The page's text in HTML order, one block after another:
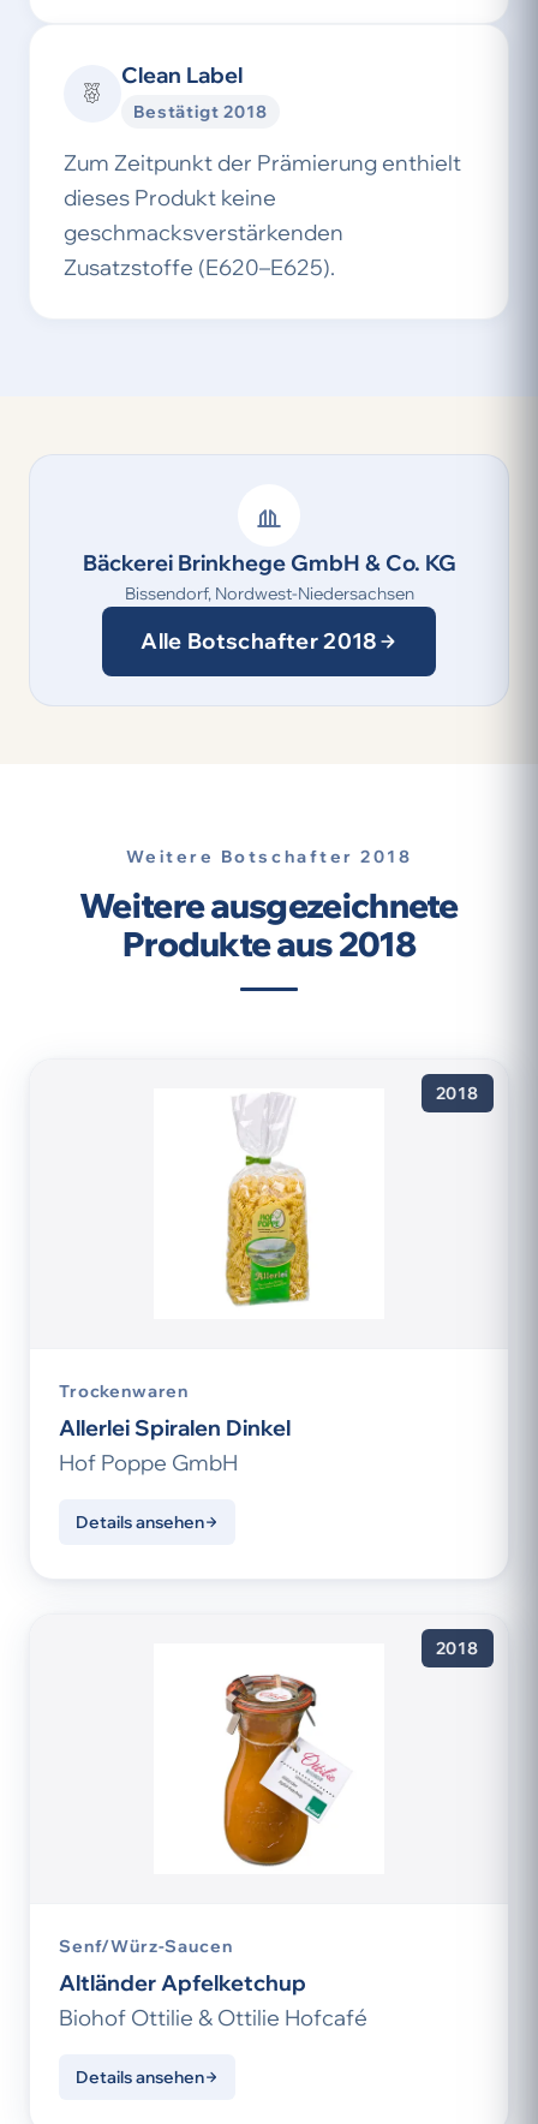
Clean Label
Bestätigt 2018
Zum Zeitpunkt der Prämierung enthielt
dieses Produkt keine
geschmacksverstärkenden
Zusatzstoffe (E620–E625).
Bäckerei Brinkhege GmbH & Co. KG
Bissendorf, Nordwest-Niedersachsen
Alle Botschafter 2018
Weitere Botschafter 2018
Weitere ausgezeichnete
Produkte aus 2018
2018
Trockenwaren
Allerlei Spiralen Dinkel
Hof Poppe GmbH
Details ansehen
2018
Senf/Würz-Saucen
Altländer Apfelketchup
Biohof Ottilie & Ottilie Hofcafé
Details ansehen